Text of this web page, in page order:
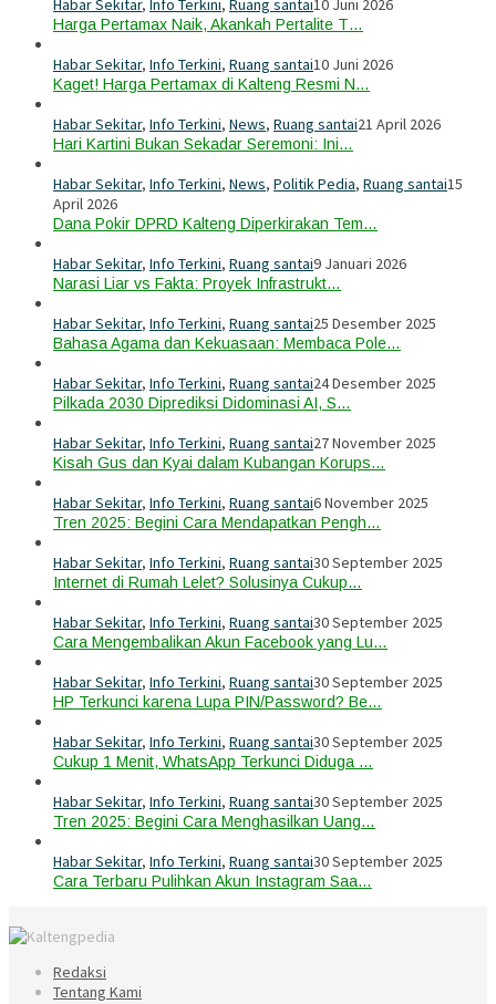
Habar Sekitar, Info Terkini, Ruang santai10 Juni 2026
Harga Pertamax Naik, Akankah Pertalite T…
Habar Sekitar, Info Terkini, Ruang santai10 Juni 2026
Kaget! Harga Pertamax di Kalteng Resmi N…
Habar Sekitar, Info Terkini, News, Ruang santai21 April 2026
Hari Kartini Bukan Sekadar Seremoni: Ini…
Habar Sekitar, Info Terkini, News, Politik Pedia, Ruang santai15
April 2026
Dana Pokir DPRD Kalteng Diperkirakan Tem…
Habar Sekitar, Info Terkini, Ruang santai9 Januari 2026
Narasi Liar vs Fakta: Proyek Infrastrukt…
Habar Sekitar, Info Terkini, Ruang santai25 Desember 2025
Bahasa Agama dan Kekuasaan: Membaca Pole…
Habar Sekitar, Info Terkini, Ruang santai24 Desember 2025
Pilkada 2030 Diprediksi Didominasi AI, S…
Habar Sekitar, Info Terkini, Ruang santai27 November 2025
Kisah Gus dan Kyai dalam Kubangan Korups…
Habar Sekitar, Info Terkini, Ruang santai6 November 2025
Tren 2025: Begini Cara Mendapatkan Pengh…
Habar Sekitar, Info Terkini, Ruang santai30 September 2025
Internet di Rumah Lelet? Solusinya Cukup…
Habar Sekitar, Info Terkini, Ruang santai30 September 2025
Cara Mengembalikan Akun Facebook yang Lu…
Habar Sekitar, Info Terkini, Ruang santai30 September 2025
HP Terkunci karena Lupa PIN/Password? Be…
Habar Sekitar, Info Terkini, Ruang santai30 September 2025
Cukup 1 Menit, WhatsApp Terkunci Diduga …
Habar Sekitar, Info Terkini, Ruang santai30 September 2025
Tren 2025: Begini Cara Menghasilkan Uang…
Habar Sekitar, Info Terkini, Ruang santai30 September 2025
Cara Terbaru Pulihkan Akun Instagram Saa…
Redaksi
Tentang Kami